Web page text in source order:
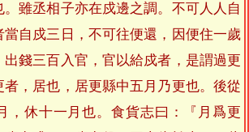
。雖丞相子亦在戍邊之調。不可人人自
自戍三日，不可往便還，因便住一歲
錢三百入官，官以給戍者，是謂過更
，居也，居更縣中五月乃更也。後從
，休十一月也。食貨志曰：『月爲更